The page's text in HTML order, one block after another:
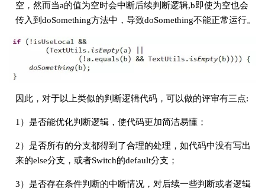
空，然而当a的值为空时会中断后续判断逻辑,b即使为空也会
传入到doSomething方法中，导致doSomething不能正常运行。
因此，对于以上类似的判断逻辑代码，可以做的评审有三点:
1）是否能优化判断逻辑，使代码更加简洁易懂；
2）是否所有的分支都得到了合理的处理，如代码中没有写出
来的else分支，或者Switch的default分支；
3）是否存在条件判断的中断情况，对后续一些判断或者逻辑